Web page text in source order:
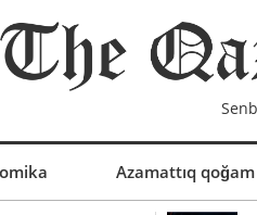
Azamattıq qoğam